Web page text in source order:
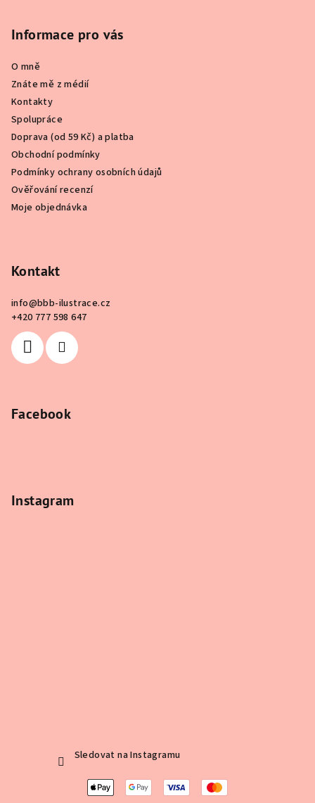
Informace pro vás
O mně
Znáte mě z médií
Kontakty
Spolupráce
Doprava (od 59 Kč) a platba
Obchodní podmínky
Podmínky ochrany osobních údajů
Ověřování recenzí
Moje objednávka
Kontakt
info@bbb-ilustrace.cz
+420 777 598 647
Facebook
Instagram
Sledovat na Instagramu